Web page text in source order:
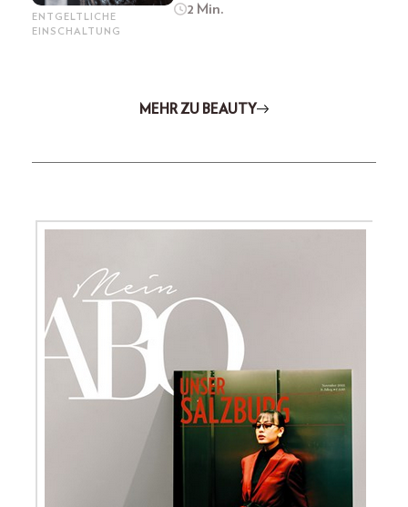
ENTGELTLICHE
EINSCHALTUNG
2 Min.
MEHR ZU BEAUTY